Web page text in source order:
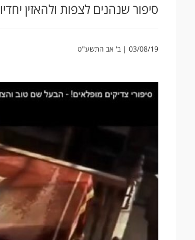
סיפור שנהנים לצפות ולהאזין יחדיו
03/08/19 | ב' אב התשע"ט